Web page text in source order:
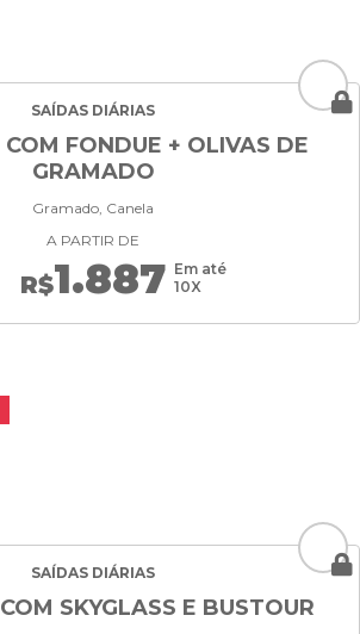
SAÍDAS DIÁRIAS
FONDUE + OLIVAS DE
GRAMADO
Gramado, Canela
A PARTIR DE
R$1.887 Em até
10X
SAÍDAS DIÁRIAS
SKYGLASS E BUSTOUR